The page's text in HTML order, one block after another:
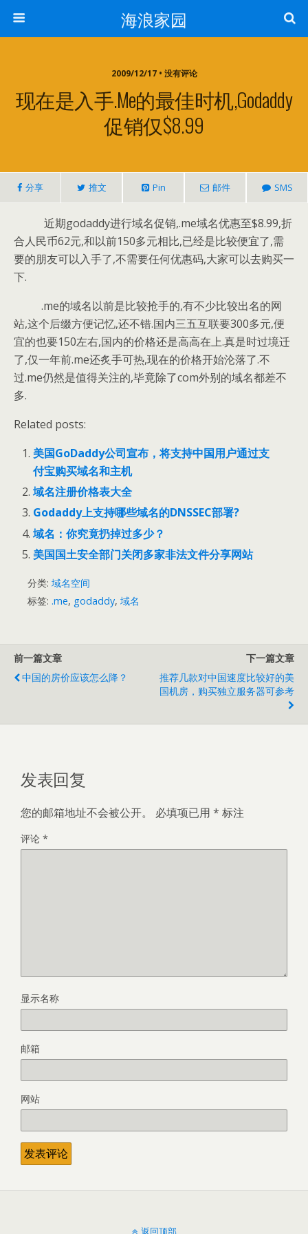
海浪家园
2009/12/17 • 没有评论
现在是入手.me的最佳时机,godaddy
促销仅$8.99
分享 推文 Pin 邮件 SMS
近期godaddy进行域名促销,.me域名优惠至$8.99,折
合人民币62元,和以前150多元相比,已经是比较便宜了,需
要的朋友可以入手了,不需要任何优惠码,大家可以去购买一
下.
.me的域名以前是比较抢手的,有不少比较出名的网
站,这个后缀方便记忆,还不错.国内三五互联要300多元,便
宜的也要150左右,国内的价格还是高高在上.真是时过境迁
了,仅一年前.me还炙手可热,现在的价格开始沦落了.不
过.me仍然是值得关注的,毕竟除了com外别的域名都差不
多.
Related posts:
美国GoDaddy公司宣布，将支持中国用户通过支
付宝购买域名和主机
域名注册价格表大全
Godaddy上支持哪些域名的DNSSEC部署?
域名：你究竟扔掉过多少？
美国国土安全部门关闭多家非法文件分享网站
分类: 域名空间
标签: .me, godaddy, 域名
前一篇文章
中国的房价应该怎么降？
下一篇文章
推荐几款对中国速度比较好的美
国机房，购买独立服务器可参考
发表回复
您的邮箱地址不会被公开。 必填项已用 * 标注
评论 *
显示名称
邮箱
网站
返回顶部